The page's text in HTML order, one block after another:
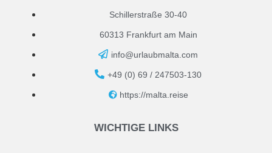
Schillerstraße 30-40
60313 Frankfurt am Main
info@urlaubmalta.com
+49 (0) 69 / 247503-130
https://malta.reise
WICHTIGE LINKS